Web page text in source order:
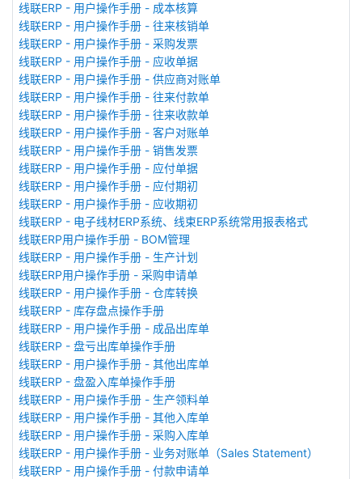
线联ERP - 用户操作手册 - 成本核算
线联ERP - 用户操作手册 - 往来核销单
线联ERP - 用户操作手册 - 采购发票
线联ERP - 用户操作手册 - 应收单据
线联ERP - 用户操作手册 - 供应商对账单
线联ERP - 用户操作手册 - 往来付款单
线联ERP - 用户操作手册 - 往来收款单
线联ERP - 用户操作手册 - 客户对账单
线联ERP - 用户操作手册 - 销售发票
线联ERP - 用户操作手册 - 应付单据
线联ERP - 用户操作手册 - 应付期初
线联ERP - 用户操作手册 - 应收期初
线联ERP - 电子线材ERP系统、线束ERP系统常用报表格式
线联ERP用户操作手册 - BOM管理
线联ERP - 用户操作手册 - 生产计划
线联ERP用户操作手册 - 采购申请单
线联ERP - 用户操作手册 - 仓库转换
线联ERP - 库存盘点操作手册
线联ERP - 用户操作手册 - 成品出库单
线联ERP - 盘亏出库单操作手册
线联ERP - 用户操作手册 - 其他出库单
线联ERP - 盘盈入库单操作手册
线联ERP - 用户操作手册 - 生产领料单
线联ERP - 用户操作手册 - 其他入库单
线联ERP - 用户操作手册 - 采购入库单
线联ERP - 用户操作手册 - 业务对账单（Sales Statement）
线联ERP - 用户操作手册 - 付款申请单